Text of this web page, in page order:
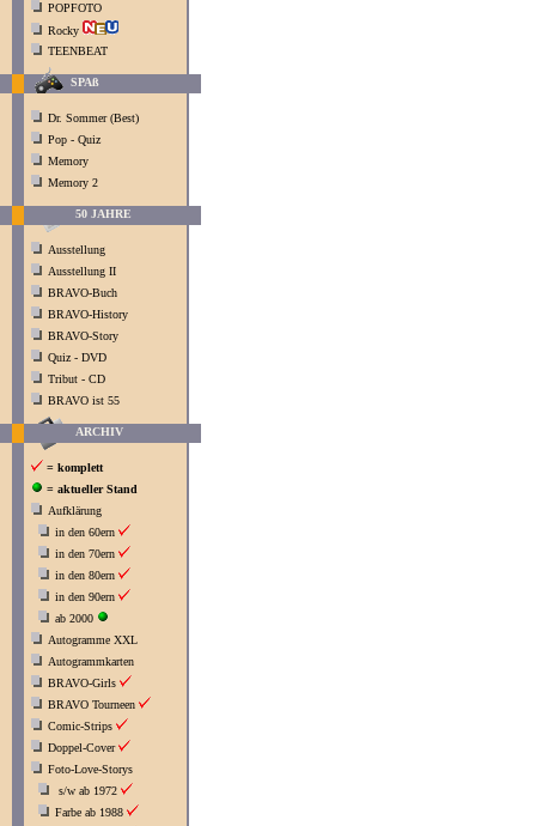
POPFOTO
Rocky
TEENBEAT
SPAß
Dr. Sommer (Best)
Pop - Quiz
Memory
Memory 2
50 JAHRE
Ausstellung
Ausstellung II
BRAVO-Buch
BRAVO-History
BRAVO-Story
Quiz - DVD
Tribut - CD
BRAVO ist 55
ARCHIV
= komplett
= aktueller Stand
Aufklärung
in den 60ern
in den 70ern
in den 80ern
in den 90ern
ab 2000
Autogramme XXL
Autogrammkarten
BRAVO-Girls
BRAVO Tourneen
Comic-Strips
Doppel-Cover
Foto-Love-Storys
s/w ab 1972
Farbe ab 1988